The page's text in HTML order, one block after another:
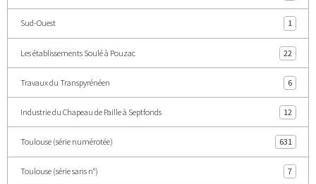
Sud-Ouest 1
Les établissements Soulé à Pouzac 22
Travaux du Transpyrénéen 6
Industrie du Chapeau de Paille à Septfonds 12
Toulouse (série numérotée) 631
Toulouse (série sans n°) 7